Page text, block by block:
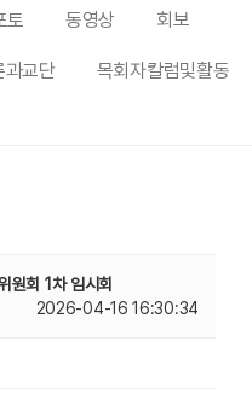
토 동영상 회보
과교단 목회자칼럼및활동
원회 1차 임시회
2026-04-16 16:30:34